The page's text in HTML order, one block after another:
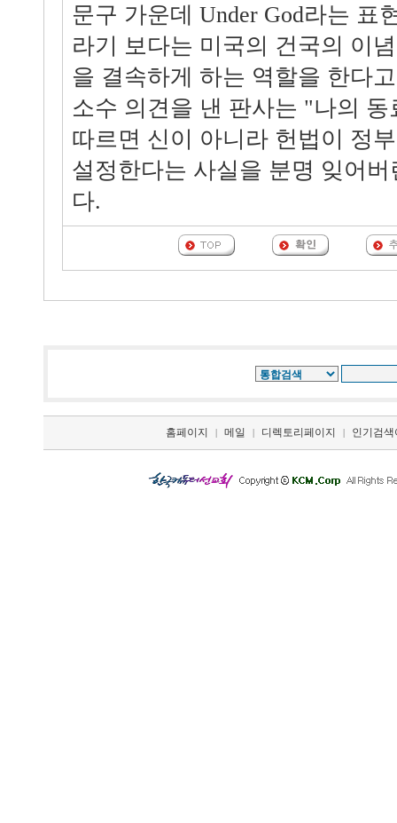
문구 가운데 Under God라는 표
라기 보다는 미국의 건국의 이
을 결속하게 하는 역할을 한다
소수 의견을 낸 판사는 "나의
따르면 신이 아니라 헌법이 정
설정한다는 사실을 분명 잊어
다.
홈페이지 | 메일 | 디렉토리페이지 | 인기검색